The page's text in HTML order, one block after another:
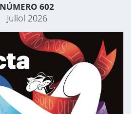
NÚMERO 602
Juliol 2026